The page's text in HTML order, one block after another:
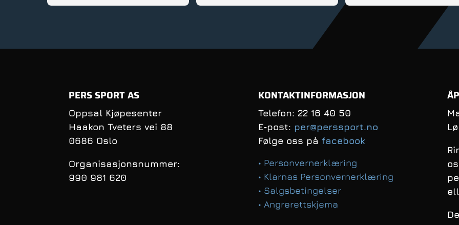
gode råd, er fleksibel og veldig
PERS SPORT AS
Oppsal Kjøpesenter
Haakon Tveters vei 88
0686 Oslo
Organisasjonsnummer:
990 981 620
KONTAKTINFORMASJON
Telefon: 22 16 40 50
E‑post: per@perssport.no
Følge oss på facebook
• Personvernerklæring
• Klarnas Personvernerklæring
• Salgsbetingelser
• Angrerettskjema